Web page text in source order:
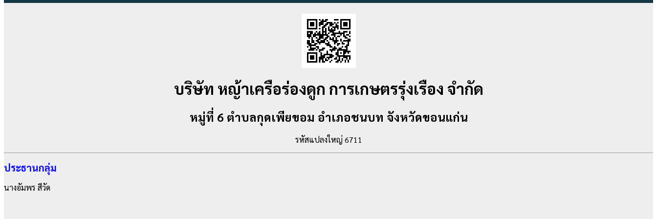
บริษัท หญ้าเครือร่องดูก การเกษตรรุ่งเรือง จำกัด
หมู่ที่ 6 ตำบลกุดเพียขอม อำเภอชนบท จังหวัดขอนแก่น
รหัสแปลงใหญ่ 6711
ประธานกลุ่ม
นางอัมพร สีวัด